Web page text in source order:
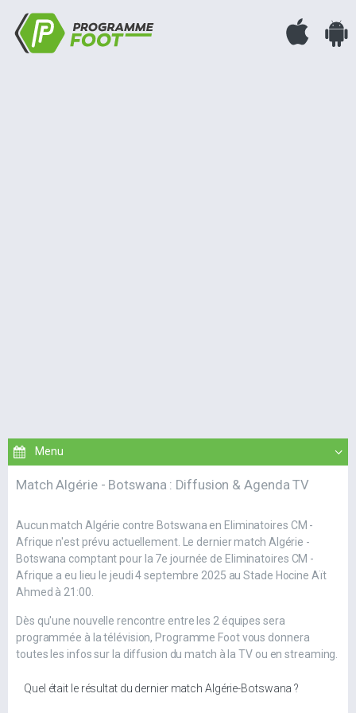
Match Algérie - Botswana : Diffusion & Agenda TV
Aucun match Algérie contre Botswana en Eliminatoires CM -
Afrique n'est prévu actuellement. Le dernier match Algérie -
Botswana comptant pour la 7e journée de Eliminatoires CM -
Afrique a eu lieu le jeudi 4 septembre 2025 au Stade Hocine Aït
Ahmed à 21:00.
Dès qu'une nouvelle rencontre entre les 2 équipes sera
programmée à la télévision, Programme Foot vous donnera
toutes les infos sur la diffusion du match à la TV ou en streaming.
Quel était le résultat du dernier match Algérie-Botswana ?